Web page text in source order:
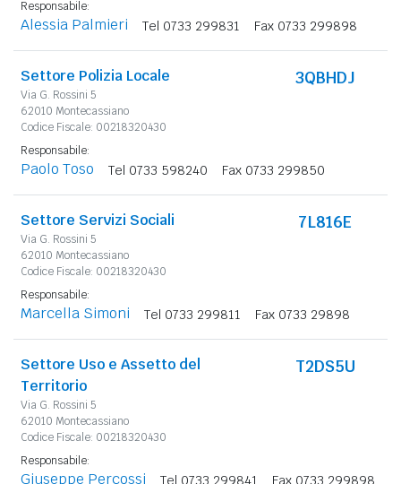
Responsabile:
Alessia Palmieri Tel 0733 299831 Fax 0733 299898
Settore Polizia Locale
Via G. Rossini 5
62010 Montecassiano
Codice Fiscale: 00218320430
3QBHDJ
Responsabile:
Paolo Toso Tel 0733 598240 Fax 0733 299850
Settore Servizi Sociali
Via G. Rossini 5
62010 Montecassiano
Codice Fiscale: 00218320430
7L816E
Responsabile:
Marcella Simoni Tel 0733 299811 Fax 0733 29898
Settore Uso e Assetto del
Territorio
Via G. Rossini 5
62010 Montecassiano
Codice Fiscale: 00218320430
T2DS5U
Responsabile:
Giuseppe Percossi Tel 0733 299841 Fax 0733 299898